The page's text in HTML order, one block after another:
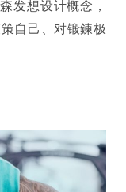
发想设计概念，
自己、对锻鍊极